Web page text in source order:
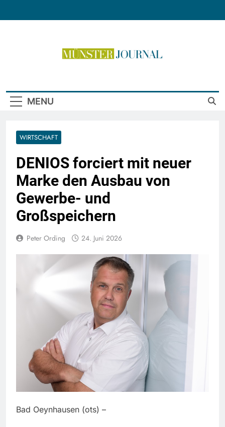
MENU
WIRTSCHAFT
DENIOS forciert mit neuer
Marke den Ausbau von
Gewerbe- und
Großspeichern
Peter Ording 24. Juni 2026
Bad Oeynhausen (ots) –